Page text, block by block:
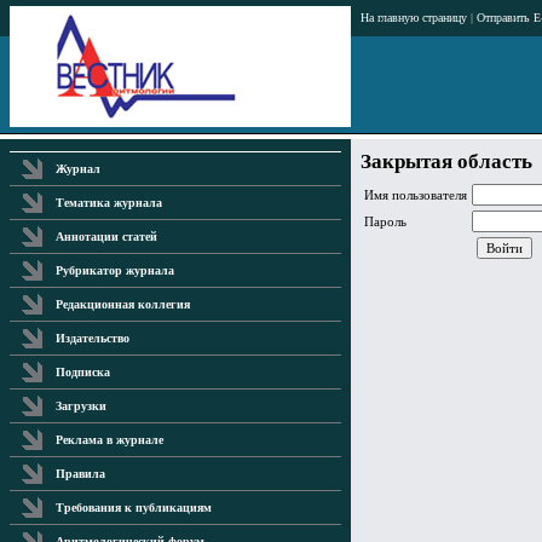
На главную страницу | Отправить
Журнал
Тематика журнала
Аннотации статей
Рубрикатор журнала
Редакционная коллегия
Издательство
Подписка
Загрузки
Реклама в журнале
Правила
Требования к публикациям
Закрытая область
Имя пользователя
Пароль